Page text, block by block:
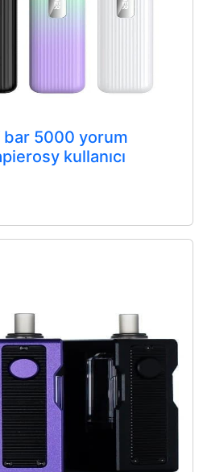
5000 yorum
kullanıcı